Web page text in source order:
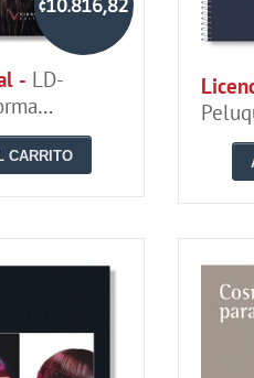
¢10.816,82
- LD-
cabello
CARRITO